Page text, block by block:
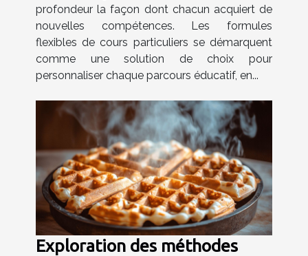
profondeur la façon dont chacun acquiert de
nouvelles compétences. Les formules
flexibles de cours particuliers se démarquent
comme une solution de choix pour
personnaliser chaque parcours éducatif, en...
Exploration des méthodes